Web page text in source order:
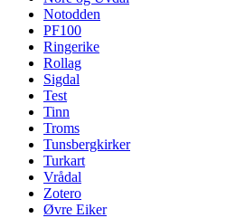
Notodden
PF100
Ringerike
Rollag
Sigdal
Test
Tinn
Troms
Tunsbergkirker
Turkart
Vrådal
Zotero
Øvre Eiker